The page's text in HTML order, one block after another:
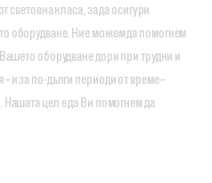
световна класа, за да осигури
оборудване. Ние можем да помогнем
оборудване дори при трудни и
и за по-дълги периоди от време –
Нашата цел е да Ви помогнем да